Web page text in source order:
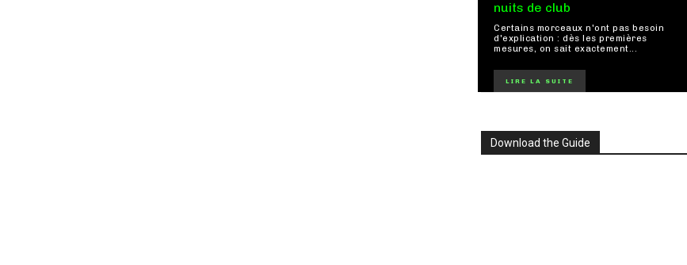
nuits de club
Certains morceaux n'ont pas besoin
d'explication : dès les premières
mesures, on sait exactement...
LIRE LA SUITE
Download the Guide